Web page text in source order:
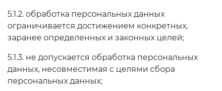
5.1.2. обработка персональных данных
ограничивается достижением конкретных,
заранее определенных и законных целей;
5.1.3. не допускается обработка персональных
данных, несовместимая с целями сбора
персональных данных;